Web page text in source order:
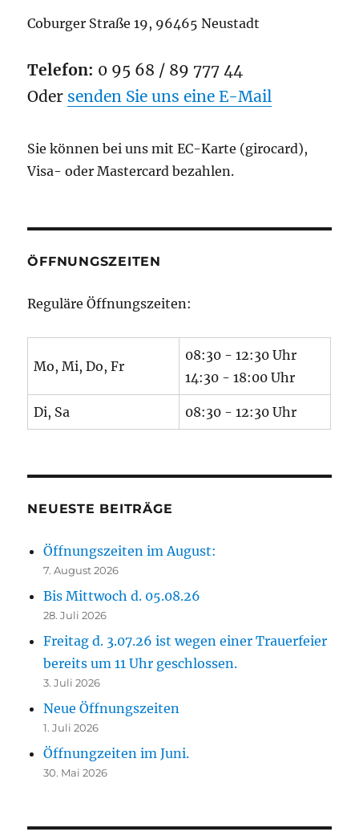
Coburger Straße 19, 96465 Neustadt
Telefon: 0 95 68 / 89 777 44
Oder senden Sie uns eine E-Mail
Sie können bei uns mit EC-Karte (girocard),
Visa- oder Mastercard bezahlen.
ÖFFNUNGSZEITEN
Reguläre Öffnungszeiten:
Mo, Mi, Do, Fr
08:30 - 12:30 Uhr
14:30 - 18:00 Uhr
Di, Sa 08:30 - 12:30 Uhr
NEUESTE BEITRÄGE
Öffnungszeiten im August:
7. August 2026
Bis Mittwoch d. 05.08.26
28. Juli 2026
Freitag d. 3.07.26 ist wegen einer Trauerfeier
bereits um 11 Uhr geschlossen.
3. Juli 2026
Neue Öffnungszeiten
1. Juli 2026
Öffnungzeiten im Juni.
30. Mai 2026